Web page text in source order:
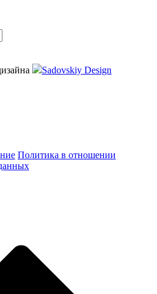
Sadovskiy Design
Политика в отношении